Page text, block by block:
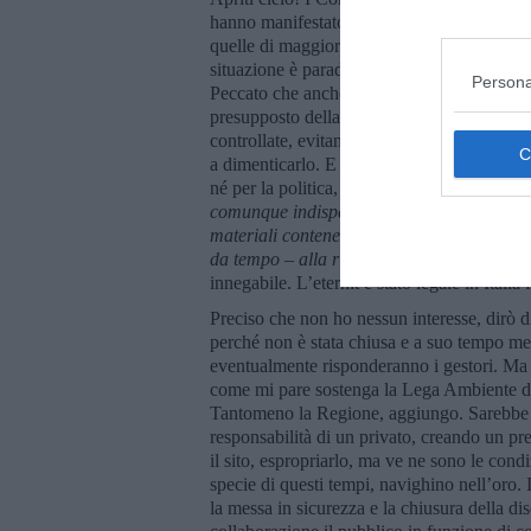
hanno manifestato la loro opposizione. Le
quelle di maggioranza, hanno chiesto la
situazione è paradossale. La Grillaia
Peccato che anche togliere e smaltire
presupposto della tutela ambientale. E
controllate, evitando la diffusione di fibre
a dimenticarlo. E dimenticare di
né per la politica, né per l’ambiente. Nella
comunque indispensabile affrontare in via
materiali contenenti amianto, se si vuole
da tempo – alla rimozione dei tantissimi
innegabile. L’eternit è stato legale in Italia
Preciso che non ho nessun interesse, dirò
perché non è stata chiusa e a suo tempo
eventualmente risponderanno i gestori.
come mi pare sostenga la Lega Ambiente
Tantomeno la Regione, aggiungo.
responsabilità di un privato, creando un
il sito, espropriarlo, ma ve ne sono le
specie di questi tempi, navighino
la messa in sicurezza e la chiusura della